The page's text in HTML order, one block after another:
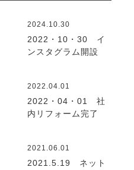
2024.10.30
2022・10・30 イ
ンスタグラム開設
2022.04.01
2022・04・01 社
内リフォーム完了
2021.06.01
2021.5.19 ネット